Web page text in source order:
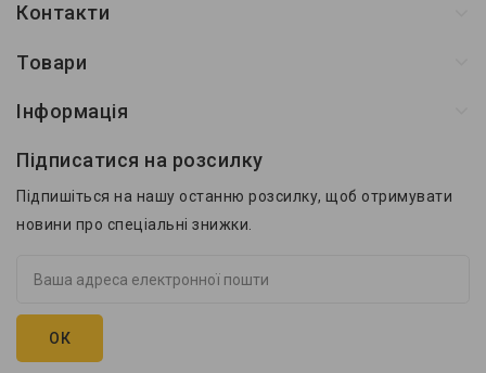
Контакти
Товари
Інформація
Підписатися на розсилку
Підпишіться на нашу останню розсилку, щоб отримувати
новини про спеціальні знижки.